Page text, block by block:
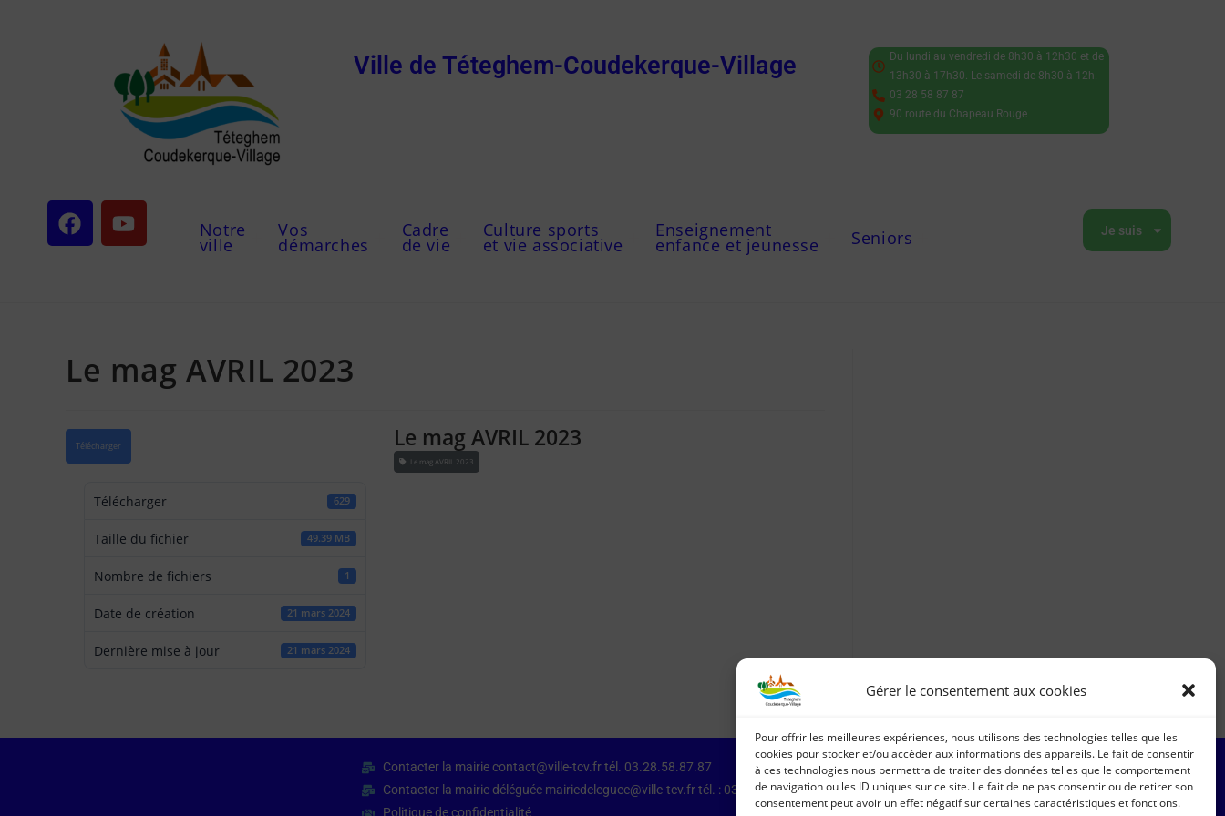
Gérer le consentement aux cookies
Pour offrir les meilleures expériences, nous utilisons des technologies telles que les
cookies pour stocker et/ou accéder aux informations des appareils. Le fait de consentir
à ces technologies nous permettra de traiter des données telles que le comportement
de navigation ou les ID uniques sur ce site. Le fait de ne pas consentir ou de retirer son
consentement peut avoir un effet négatif sur certaines caractéristiques et fonctions.
Ville de Téteghem-Coudekerque-Village
Du lundi au vendredi de 8h30 à 12h30 et de
13h30 à 17h30. Le samedi de 8h30 à 12h.
03 28 58 87 87
90 route du Chapeau Rouge
Notre
ville
Vos
démarches
Cadre
de vie
Culture sports
et vie associative
Enseignement
enfance et jeunesse Seniors Je suis
Le mag AVRIL 2023
Télécharger
Télécharger 629
Taille du fichier 49.39 MB
Nombre de fichiers 1
Date de création 21 mars 2024
Dernière mise à jour 21 mars 2024
Le mag AVRIL 2023
Le mag AVRIL 2023
Contacter la mairie contact@ville-tcv.fr tél. 03.28.58.87.87
Contacter la mairie déléguée mairiedeleguee@ville-tcv.fr tél. : 03.28.64.79.87
Politique de confidentialité